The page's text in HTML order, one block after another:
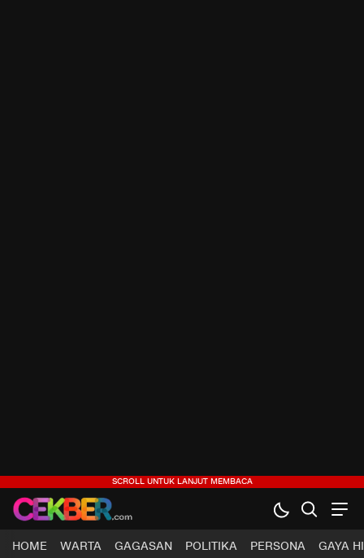
HOME WARTA GAGASAN POLITIKA PERSONA GAYA